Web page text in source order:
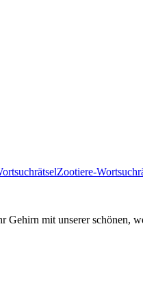
Zootiere-
mit unserer schönen,